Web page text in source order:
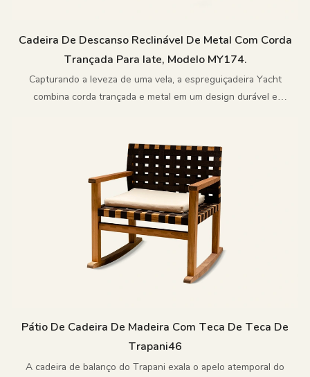
Cadeira De Descanso Reclinável De Metal Com Corda
Trançada Para Iate, Modelo MY174.
Capturando a leveza de uma vela, a espreguiçadeira Yacht
combina corda trançada e metal em um design durável e
Pátio De Cadeira De Madeira Com Teca De Teca De
Trapani46
A cadeira de balanço do Trapani exala o apelo atemporal do